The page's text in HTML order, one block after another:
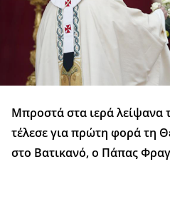
Μπροστά στα ιερά λείψανα
τέλεσε για πρώτη φορά τη
στο Βατικανό, ο Πάπας